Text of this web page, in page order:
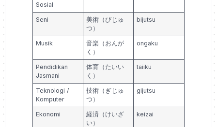
Sosial
Seni
美術（びじゅ
つ）
bijutsu
Musik
音楽（おんが
く）
ongaku
Pendidikan
Jasmani
体育（たいい
く）
taiiku
Teknologi /
Komputer
技術（ぎじゅ
つ）
gijutsu
Ekonomi
経済（けいざ
い）
keizai